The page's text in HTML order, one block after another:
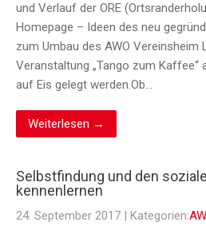
und Verlauf der ORE
Homepage – Ideen des neu
zum Umbau des AWO Vereinsheim
Veranstaltung „Tango zum Kaffee“
auf Eis gelegt werden.Ob…
Weiterlesen →
Selbstfindung und den
kennenlernen
24. September 2017 | Kategorien: